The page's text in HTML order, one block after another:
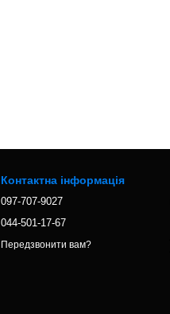
Контактна інформація
097-707-9027⁩
044-501-17-67
Передзвонити вам?